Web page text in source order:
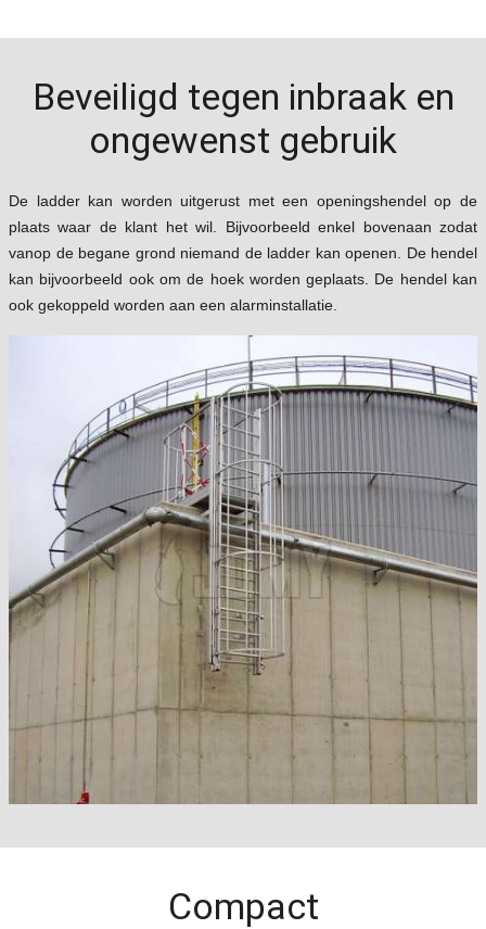
Beveiligd tegen inbraak en
ongewenst gebruik
De ladder kan worden uitgerust met een openingshendel op de
plaats waar de klant het wil. Bijvoorbeeld enkel bovenaan zodat
vanop de begane grond niemand de ladder kan openen. De hendel
kan bijvoorbeeld ook om de hoek worden geplaats. De hendel kan
ook gekoppeld worden aan een alarminstallatie.
Compact